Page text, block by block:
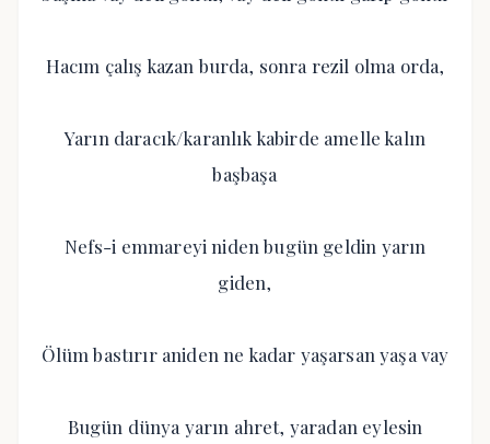
Hacım çalış kazan burda, sonra rezil olma orda,
Yarın daracık/karanlık kabirde amelle kalın
başbaşa
Nefs-i emmareyi niden bugün geldin yarın
giden,
Ölüm bastırır aniden ne kadar yaşarsan yaşa vay
Bugün dünya yarın ahret, yaradan eylesin